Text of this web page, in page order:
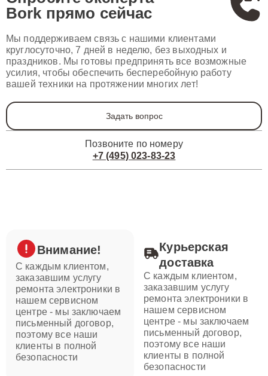
Bork прямо сейчас
Мы поддерживаем связь с нашими клиентами
круглосуточно, 7 дней в неделю, без выходных и
праздников. Мы готовы предпринять все возможные
усилия, чтобы обеспечить бесперебойную работу
вашей техники на протяжении многих лет!
Задать вопрос
Позвоните по номеру
+7 (495) 023-83-23
Внимание!
С каждым клиентом,
заказавшим услугу
ремонта электроники в
нашем сервисном
центре - мы заключаем
письменный договор,
поэтому все наши
клиенты в полной
безопасности
Курьерская
доставка
С каждым клиентом,
заказавшим услугу
ремонта электроники в
нашем сервисном
центре - мы заключаем
письменный договор,
поэтому все наши
клиенты в полной
безопасности